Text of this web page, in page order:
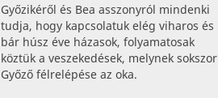
Győzikéről és Bea asszonyról mindenki
tudja, hogy kapcsolatuk elég viharos és
bár húsz éve házasok, folyamatosak
köztük a veszekedések, melynek sokszor
Győző félrelépése az oka.